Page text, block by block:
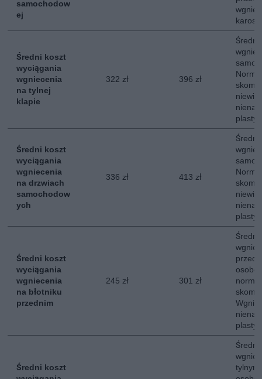
samochodow
ej
Średni koszt
wyciągania
wgniecenia
na tylnej
klapie
322 zł 396 zł
Średni
Średni koszt
wyciągania
wgniecenia
na drzwiach
samochodow
ych
336 zł 413 zł
Średni
Średni koszt
wyciągania
wgniecenia
na błotniku
przednim
245 zł 301 zł
Średni
Średni koszt
Średni
tylnym